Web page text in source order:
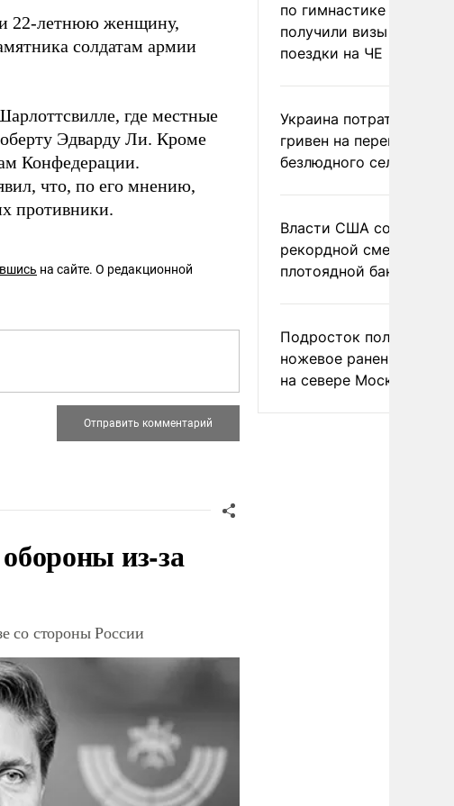
22-летнюю женщину,
солдатам армии
где местные
Эдварду Ли. Кроме
Конфедерации.
что, по его мнению,
противники.
на сайте. О редакционной
из-за
со стороны России
по гимнастике не
получили визы для
поездки на ЧЕ
Украина потратила 1
гривен на
безлюдного села
Власти США сообщили
рекордной смертности
плотоядной бактерии
Подросток получил
ножевое ранение в
на севере Москвы